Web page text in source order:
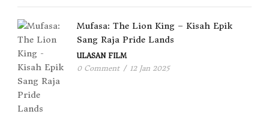
Mufasa: The Lion King – Kisah Epik
Sang Raja Pride Lands
ULASAN FILM
0 Comment / 12 Jan 2025